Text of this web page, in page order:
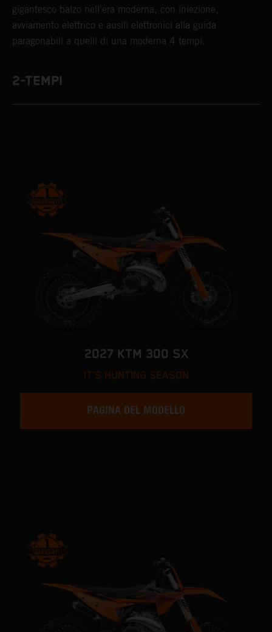
gigantesco balzo nell'era moderna, con iniezione,
avviamento elettrico e ausili elettronici alla guida
paragonabili a quelli di una moderna 4 tempi.
2-TEMPI
2027 KTM 300 SX
IT'S HUNTING SEASON
PAGINA DEL MODELLO